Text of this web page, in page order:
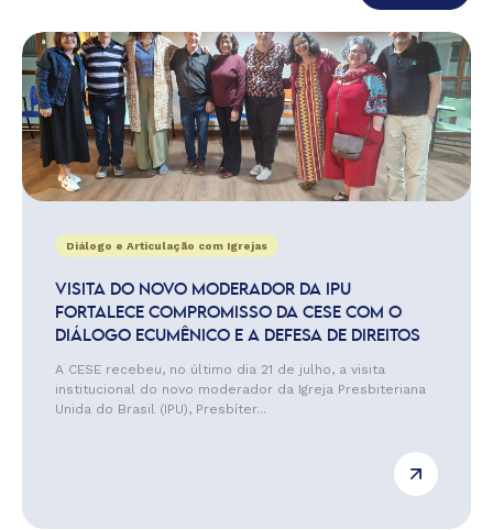
Diálogo e Articulação com Igrejas
VISITA DO NOVO MODERADOR DA IPU
FORTALECE COMPROMISSO DA CESE COM O
DIÁLOGO ECUMÊNICO E A DEFESA DE DIREITOS
A CESE recebeu, no último dia 21 de julho, a visita
institucional do novo moderador da Igreja Presbiteriana
Unida do Brasil (IPU), Presbíter...